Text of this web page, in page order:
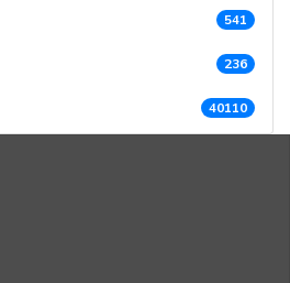
541
236
40110